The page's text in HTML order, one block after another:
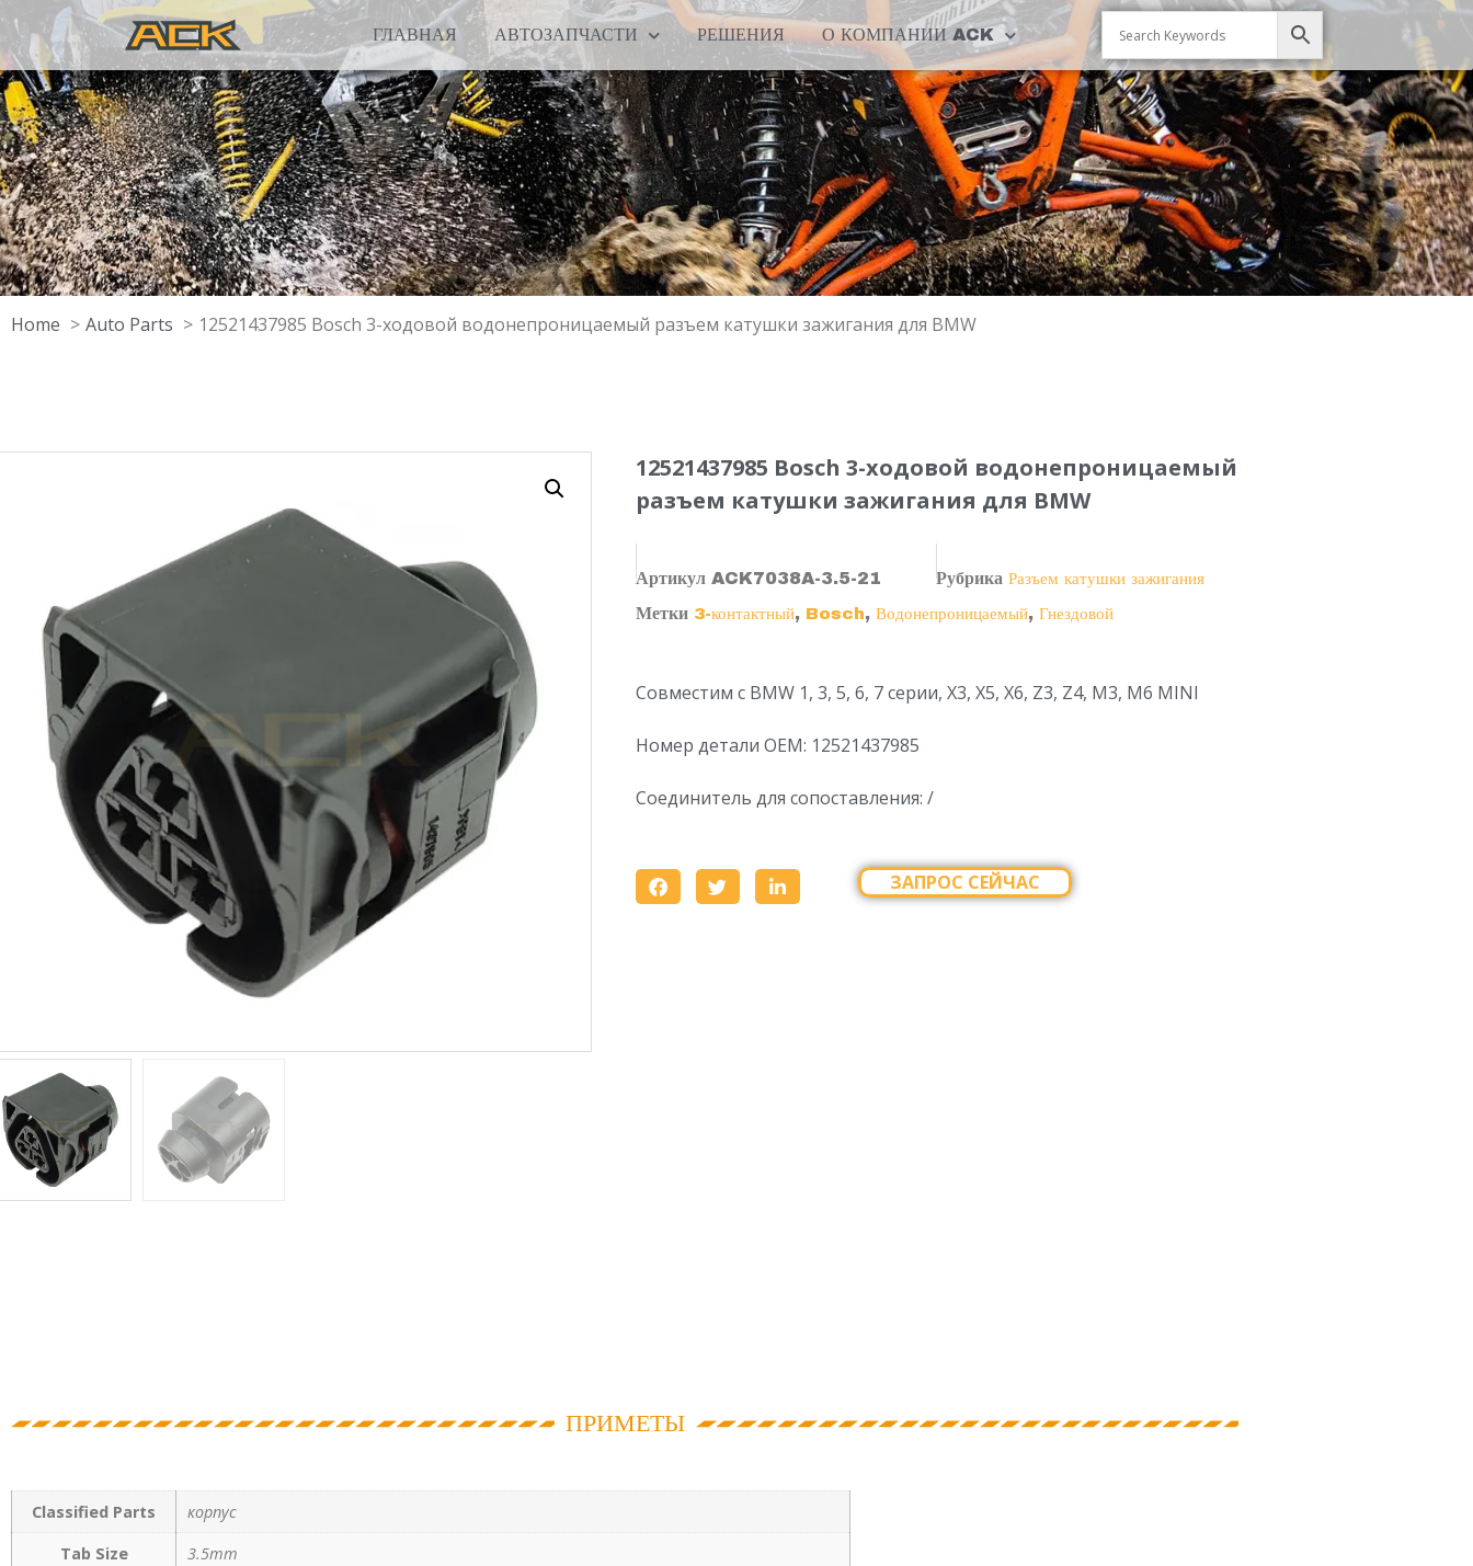
ГЛАВНАЯ АВТОЗАПЧАСТИ РЕШЕНИЯ О КОМПАНИИ ACK
Home Auto Parts 12521437985 Bosch 3-ходовой водонепроницаемый разъем катушки зажигания для BMW
12521437985 Bosch 3-ходовой водонепроницаемый
разъем катушки зажигания для BMW
Артикул ACK7038A-3.5-21 Рубрика Разъем катушки зажигания
Метки 3-контактный, Bosch, Водонепроницаемый, Гнездовой
Совместим с BMW 1, 3, 5, 6, 7 серии, X3, X5, X6, Z3, Z4, M3, M6 MINI
Номер детали OEM: 12521437985
Соединитель для сопоставления: /
ЗАПРОС СЕЙЧАС
ПРИМЕТЫ
Classified Parts
корпус
Tab Size
3.5mm